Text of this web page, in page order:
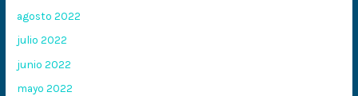
agosto 2022
julio 2022
junio 2022
mayo 2022